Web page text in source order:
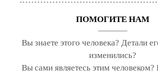
ПОМОГИТЕ НАМ
Вы знаете этого человека? Детали
изменились?
Вы сами являетесь этим